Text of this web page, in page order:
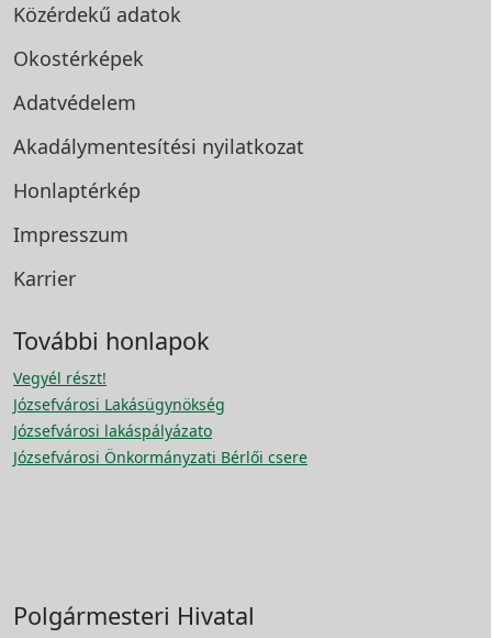
Közérdekű adatok
Okostérképek
Adatvédelem
Akadálymentesítési nyilatkozat
Honlaptérkép
Impresszum
Karrier
További honlapok
Vegyél részt!
Józsefvárosi Lakásügynökség
Józsefvárosi lakáspályázato
Józsefvárosi Önkormányzati Bérlői csere
Polgármesteri Hivatal